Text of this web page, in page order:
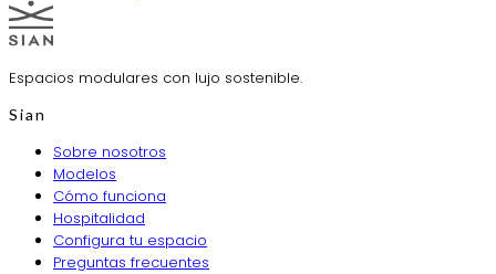
Espacios modulares con lujo sostenible.
Sian
Sobre nosotros
Modelos
Cómo funciona
Hospitalidad
Configura tu espacio
Preguntas frecuentes